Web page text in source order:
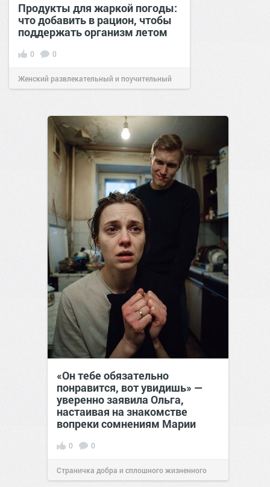
Продукты для жаркой погоды:
что добавить в рацион, чтобы
поддержать организм летом
0 0
Женский развлекательный и поучительный
«Он тебе обязательно
понравится, вот увидишь» —
уверенно заявила Ольга,
настаивая на знакомстве
вопреки сомнениям Марии
0 0
Страничка добра и сплошного жизненного